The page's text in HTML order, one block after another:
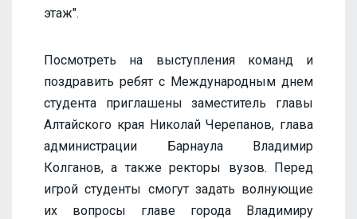
этаж".
Посмотреть на выступления команд и
поздравить ребят с Международным днем
студента приглашены заместитель главы
Алтайского края Николай Черепанов, глава
администрации Барнаула Владимир
Колганов, а также ректоры вузов. Перед
игрой студенты смогут задать волнующие
их вопросы главе города Владимиру